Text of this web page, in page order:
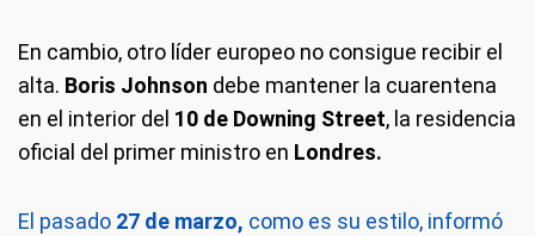
En cambio, otro líder europeo no consigue recibir el
alta. Boris Johnson debe mantener la cuarentena
en el interior del 10 de Downing Street, la residencia
oficial del primer ministro en Londres.
El pasado 27 de marzo, como es su estilo, informó